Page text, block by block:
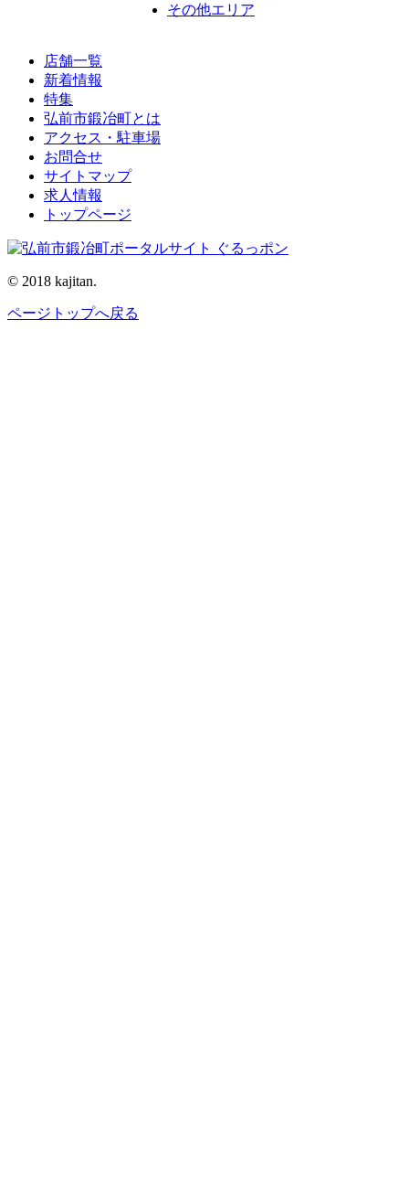
その他エリア
店舗一覧
新着情報
特集
弘前市鍛冶町とは
アクセス・駐車場
お問合せ
サイトマップ
求人情報
トップページ
© 2018 kajitan.
ページトップへ戻る